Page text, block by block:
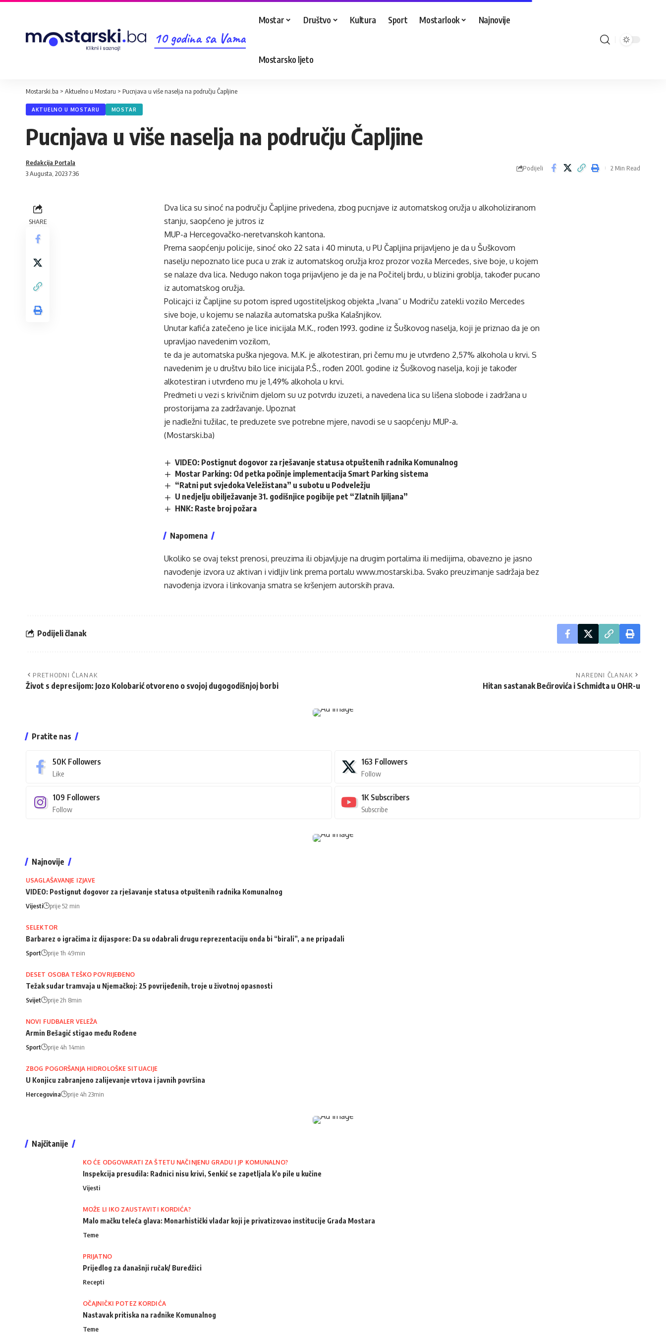
10 godina sa Vama
Mostar Društvo Kultura Sport Mostarlook Najnovije
Mostarsko ljeto
Mostarski.ba > Aktuelno u Mostaru > Pucnjava u više naselja na području Čapljine
AKTUELNO U MOSTARU MOSTAR
Pucnjava u više naselja na području Čapljine
3 Augusta, 2023 7:36
Redakcija Portala
Podijeli 2 Min Read
SHARE
Dva lica su sinoć na području Čapljine privedena, zbog pucnjave iz automatskog oružja u alkoholiziranom
stanju, saopćeno je jutros iz
MUP-a Hercegovačko-neretvanskoh kantona.
Prema saopćenju policije, sinoć oko 22 sata i 40 minuta, u PU Čapljina prijavljeno je da u Šuškovom
naselju nepoznato lice puca u zrak iz automatskog oružja kroz prozor vozila Mercedes, sive boje, u kojem
se nalaze dva lica. Nedugo nakon toga prijavljeno je da je na Počitelj brdu, u blizini groblja, također pucano
iz automatskog oružja.
Policajci iz Čapljine su potom ispred ugostiteljskog objekta „Ivana“ u Modriču zatekli vozilo Mercedes
sive boje, u kojemu se nalazila automatska puška Kalašnjikov.
Unutar kafića zatečeno je lice inicijala M.K., rođen 1993. godine iz Šuškovog naselja, koji je priznao da je on
upravljao navedenim vozilom,
te da je automatska puška njegova. M.K. je alkotestiran, pri čemu mu je utvrđeno 2,57% alkohola u krvi. S
navedenim je u društvu bilo lice inicijala P.Š., rođen 2001. godine iz Šuškovog naselja, koji je također
alkotestiran i utvrđeno mu je 1,49% alkohola u krvi.
Predmeti u vezi s krivičnim djelom su uz potvrdu izuzeti, a navedena lica su lišena slobode i zadržana u
prostorijama za zadržavanje. Upoznat
je nadležni tužilac, te preduzete sve potrebne mjere, navodi se u saopćenju MUP-a.
(Mostarski.ba)
VIDEO: Postignut dogovor za rješavanje statusa otpuštenih radnika Komunalnog
Mostar Parking: Od petka počinje implementacija Smart Parking sistema
“Ratni put svjedoka Veležistana” u subotu u Podveležju
U nedjelju obilježavanje 31. godišnjice pogibije pet “Zlatnih ljiljana”
HNK: Raste broj požara
Napomena
Ukoliko se ovaj tekst prenosi, preuzima ili objavljuje na drugim portalima ili medijima, obavezno je jasno
navođenje izvora uz aktivan i vidljiv link prema portalu www.mostarski.ba. Svako preuzimanje sadržaja bez
navođenja izvora i linkovanja smatra se kršenjem autorskih prava.
Podijeli članak
PRETHODNI ČLANAK
Život s depresijom: Jozo Kolobarić otvoreno o svojoj dugogodišnjoj borbi
NAREDNI ČLANAK
Hitan sastanak Bećirovića i Schmidta u OHR-u
Pratite nas
50K Followers
Like
163 Followers
Follow
109 Followers
Follow
1K Subscribers
Subscribe
Najnovije
USAGLAŠAVANJE IZJAVE
VIDEO: Postignut dogovor za rješavanje statusa otpuštenih radnika Komunalnog
Vijesti prije 52 min
SELEKTOR
Barbarez o igračima iz dijaspore: Da su odabrali drugu reprezentaciju onda bi “birali”, a ne pripadali
Sport prije 1h 49min
DESET OSOBA TEŠKO POVRIJEĐENO
Težak sudar tramvaja u Njemačkoj: 25 povrijeđenih, troje u životnoj opasnosti
Svijet prije 2h 8min
NOVI FUDBALER VELEŽA
Armin Bešagić stigao među Rođene
Sport prije 4h 14min
ZBOG POGORŠANJA HIDROLOŠKE SITUACIJE
U Konjicu zabranjeno zalijevanje vrtova i javnih površina
Hercegovina prije 4h 23min
Najčitanije
KO ĆE ODGOVARATI ZA ŠTETU NAČINJENU GRADU I JP KOMUNALNO?
Inspekcija presudila: Radnici nisu krivi, Senkić se zapetljala k'o pile u kučine
Vijesti
MOŽE LI IKO ZAUSTAVITI KORDIĆA?
Malo mačku teleća glava: Monarhistički vladar koji je privatizovao institucije Grada Mostara
Teme
PRIJATNO
Prijedlog za današnji ručak/ Buredžici
Recepti
OČAJNIČKI POTEZ KORDIĆA
Nastavak pritiska na radnike Komunalnog
Teme